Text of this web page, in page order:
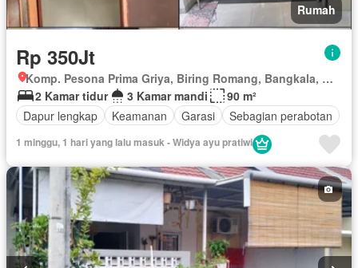
Rumah
Rp 350Jt
Komp. Pesona Prima Griya, Biring Romang, Bangkala, Manggala, Makassar, Sulawesi Selatan
2 Kamar tidur
3 Kamar mandi
90 m²
Dapur lengkap
Keamanan Garasi Sebagian perabotan
1 minggu, 1 hari yang lalu masuk - Widya ayu pratiwi